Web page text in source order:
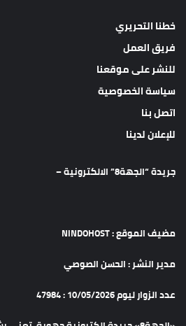
خطنا التحريري
فريق العمل
للنشر على موقعنا
سياسة الخصوصية
اتصل بنا
للإعلان لدينا
جريدة “الجهة8” الالكترونية –
مضيف الموقع : NINDOHOST
مدير النشر : الحسن الصوصي
عدد الزوار ليوم 10/05/2026 : 47984